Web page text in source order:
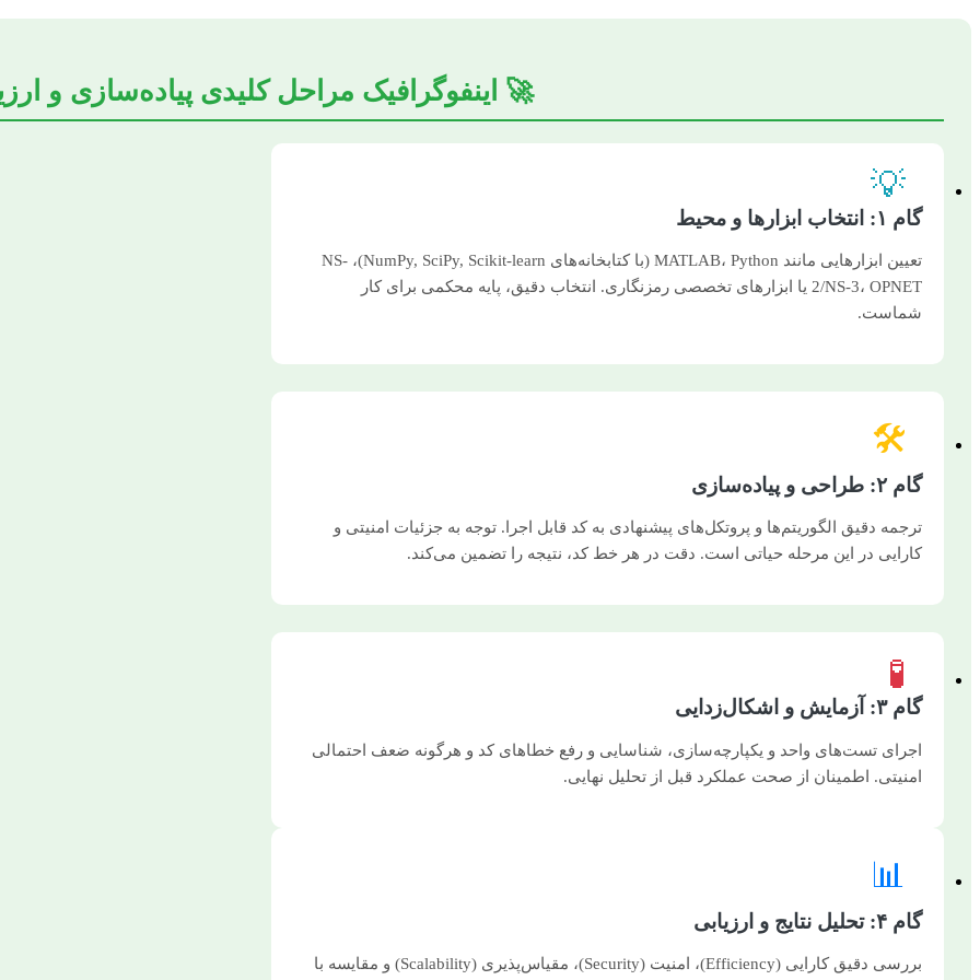
🚀 اینفوگرافیک مراحل کلیدی پیاده‌سازی و
💡
گام ۱: انتخاب ابزارها و محیط
تعیین ابزارهایی مانند MATLAB، Python (با کتابخانه‌های NumPy, SciPy, Scikit-learn)، NS-
2/NS-3، OPNET یا ابزارهای تخصصی رمزنگاری. انتخاب دقیق، پایه محکمی برای کار
شماست.
🛠️
گام ۲: طراحی و پیاده‌سازی
ترجمه دقیق الگوریتم‌ها و پروتکل‌های پیشنهادی به کد قابل اجرا. توجه به جزئیات امنیتی و
کارایی در این مرحله حیاتی است. دقت در هر خط کد، نتیجه را تضمین می‌کند.
🧪
گام ۳: آزمایش و اشکال‌زدایی
اجرای تست‌های واحد و یکپارچه‌سازی، شناسایی و رفع خطاهای کد و هرگونه ضعف احتمالی
امنیتی. اطمینان از صحت عملکرد قبل از تحلیل نهایی.
📊
گام ۴: تحلیل نتایج و ارزیابی
بررسی دقیق کارایی (Efficiency)، امنیت (Security)، مقیاس‌پذیری (Scalability) و مقایسه با